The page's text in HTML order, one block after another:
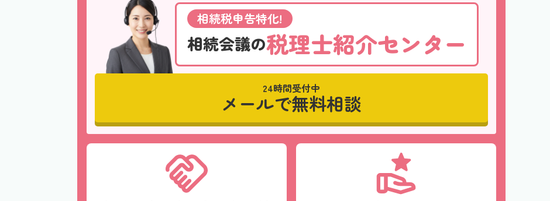
相続税申告特化!
相続会議の税理士紹介センター
24時間受付中
メールで無料相談